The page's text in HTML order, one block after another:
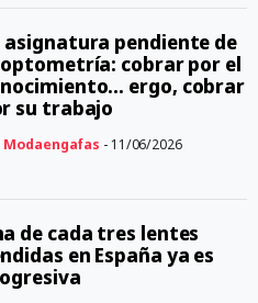
asignatura pendiente de
cobrar por el
ergo, cobrar
su trabajo
Modaengafas - 11/06/2026
de cada tres lentes
en España ya es